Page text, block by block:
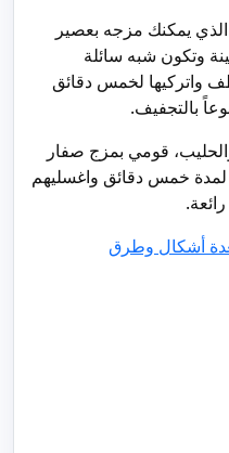
يمكنك مزجه بعصير
وتكون شبه سائلة
واتركيها لخمس دقائق
بالتجفيف.
قومي بمزج صفار
خمس دقائق واغسليهم
أشكال وطرق